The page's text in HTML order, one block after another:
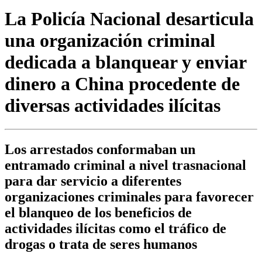
La Policía Nacional desarticula
una organización criminal
dedicada a blanquear y enviar
dinero a China procedente de
diversas actividades ilícitas
Los arrestados conformaban un
entramado criminal a nivel trasnacional
para dar servicio a diferentes
organizaciones criminales para favorecer
el blanqueo de los beneficios de
actividades ilícitas como el tráfico de
drogas o trata de seres humanos